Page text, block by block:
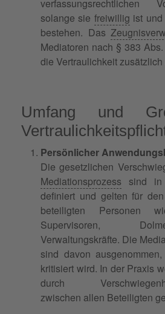
verfassungsrechtlichen
solange sie freiwillig ist
bestehen. Das
Mediatoren nach § 383
die Vertraulichkeit zusätzlich
Umfang und
Persönlicher
Die gesetzlichen
Mediationsprozess sind
definiert und gelten für den
beteiligten Personen
Supervisoren,
Verwaltungskräfte. Die
sind davon
kritisiert wird. In der Praxis
durch
zwischen allen Beteiligten